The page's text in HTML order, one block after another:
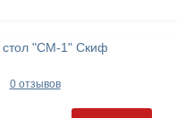
"СМ-1" Скиф
0 отзывов